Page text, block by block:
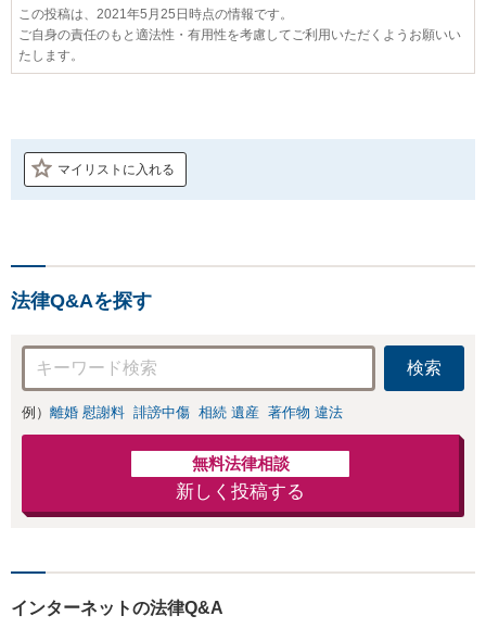
この投稿は、2021年5月25日時点の情報です。
ご自身の責任のもと適法性・有用性を考慮してご利用いただくようお願いい
たします。
マイリストに入れる
法律Q&Aを探す
検索
例） 離婚 慰謝料 誹謗中傷 相続 遺産 著作物 違法
無料法律相談
新しく投稿する
インターネットの法律Q&A